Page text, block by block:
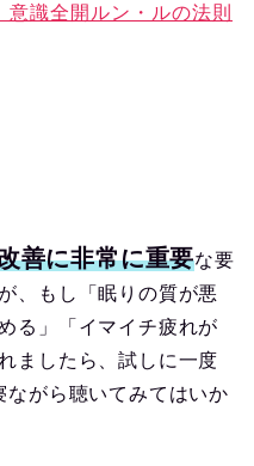
識全開ルン・ルの法則
善に非常に重要な要
、もし「眠りの質が悪
る」「イマイチ疲れが
ましたら、試しに一度
がら聴いてみてはいか